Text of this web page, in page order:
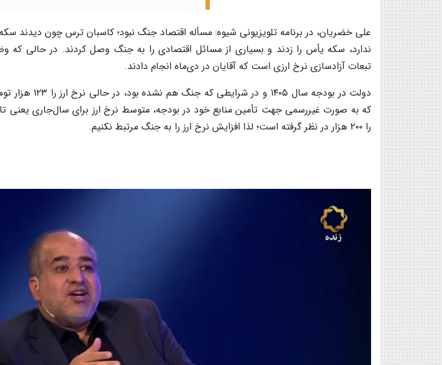
علی خضریان، در برنامه تلویزیونی شیوه: مسأله اقتصاد جنگ نبود؛ کاسبان ترس چون دیدند
ندارد، سکه یأس را زدند و بسیاری از مسائل اقتصادی را به جنگ وصل کردند. در حالی که
تبعات آزادسازی نرخ ارزی است که آقایان در دی‌ماه انجام دادند.
دولت در بودجه سال ۱۴۰۵ و در
را ۲۰۰ هزار در نظر گرفته است؛ لذا افزایش نرخ ارز را به جنگ مرتبط نکنیم.